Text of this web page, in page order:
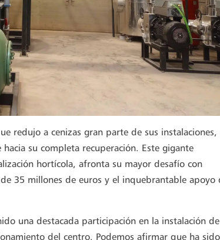
redujo a cenizas gran parte de sus instalaciones,
su completa recuperación. Este gigante
hortícola, afronta su mayor desafío con
35 millones de euros y el inquebrantable apoyo
una destacada participación en la instalación
del centro.
Podemos afirmar que ha sido